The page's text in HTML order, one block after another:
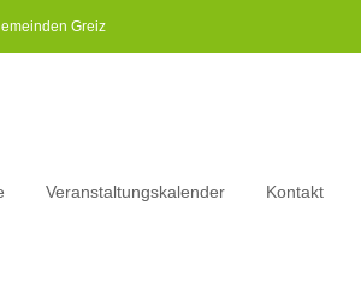
Greiz​
Veranstaltungskalender Kontakt